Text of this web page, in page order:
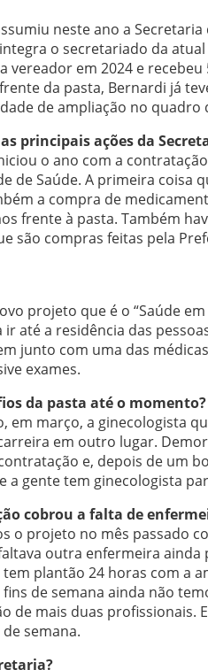
neste ano a Secretaria
o secretariado da
vereador em 2024 e
da pasta, Bernardi já
de ampliação no quadro
principais ações da
o ano com a
de Saúde. A primeira coisa
a compra de
frente à pasta. Também
são compras feitas pela
projeto que é o “Saúde
até a residência das
junto com uma das
exames.
da pasta até o momento?
em março, a ginecologista
em outro lugar.
e, depois de um
a gente tem ginecologista
cobrou a falta de
o projeto no mês passado
outra enfermeira
plantão 24 horas com a
de semana ainda não
de mais duas profissionais.
semana.